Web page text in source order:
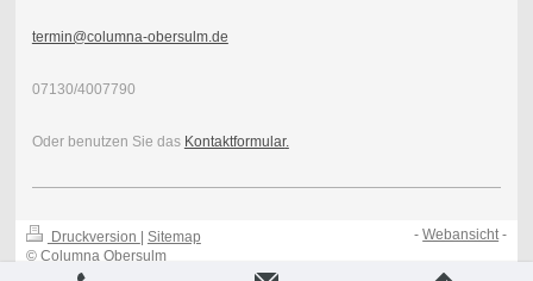
termin@columna-obersulm.de
07130/4007790
Oder benutzen Sie das Kontaktformular.
Druckversion | Sitemap
© Columna Obersulm
-Webansicht -